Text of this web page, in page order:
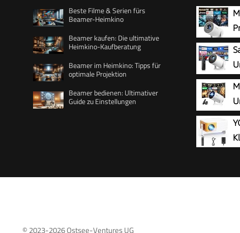
Beste Filme & Serien fürs
Beamer-Heimkino
Beamer kaufen: Die ultimative
Heimkino-Kaufberatung
Beamer im Heimkino: Tipps für
optimale Projektion
Beamer bedienen: Ultimativer
Guide zu Einstellungen
WiFi 6 BT 5.4
1080P
Projektor
5.4,
Stick/
© 2023-2026Ostsee-Ventures UG